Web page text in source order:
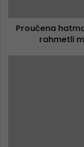
Proučena
rahmetli